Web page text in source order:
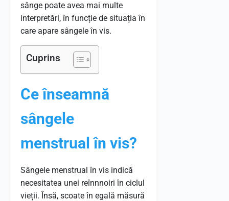
sânge poate avea mai multe
interpretări, în funcție de situația în
care apare sângele în vis.
Cuprins
Ce înseamnă
sângele
menstrual în vis?
Sângele menstrual în vis indică
necesitatea unei reînnnoiri în ciclul
vieții. Însă, scoate în egală măsură